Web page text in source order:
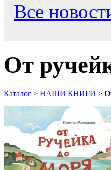
Все
От
Каталог > НАШИ КНИГИ >